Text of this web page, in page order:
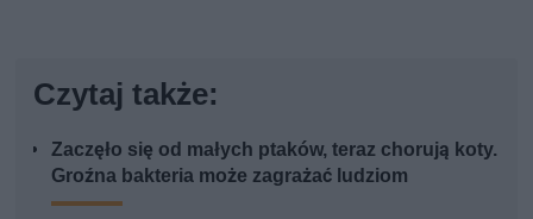
Czytaj także:
Zaczęło się od małych ptaków, teraz chorują koty.
Groźna bakteria może zagrażać ludziom